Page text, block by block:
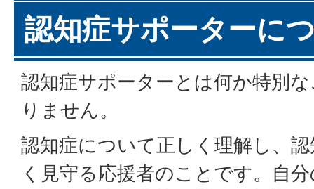
認知症サポーターに
認知症サポーターとは何か特別
りません。
認知症について正しく理解し、
く見守る応援者のことです。自